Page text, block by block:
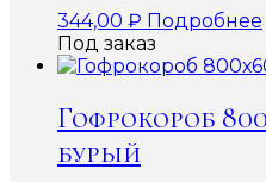
344,00 ₽ Подробнее
Под заказ
Гофрокороб
бурый